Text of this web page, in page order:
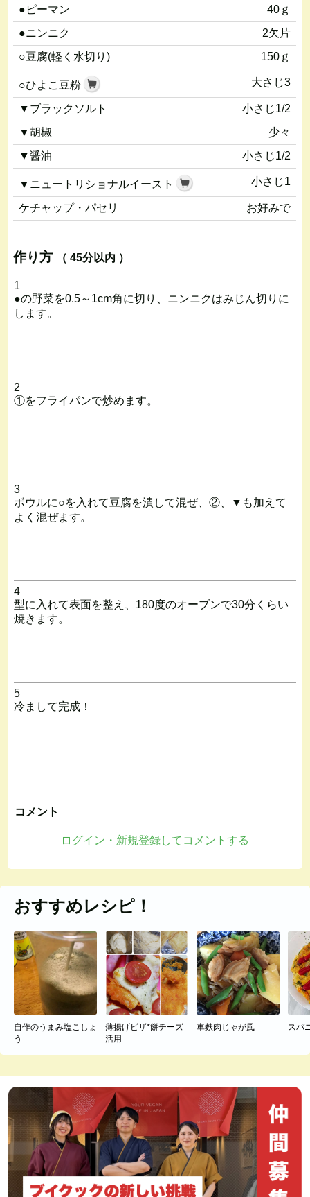
●ピーマン
40ｇ
●ニンニク
2欠片
○豆腐(軽く水切り)
150ｇ
○ひよこ豆粉 大さじ3
▼ブラックソルト
小さじ1/2
▼胡椒
少々
▼醤油
小さじ1/2
▼ニュートリショナルイースト 小さじ1
ケチャップ・パセリ お好みで
作り方 （ 45分以内 ）
1
●の野菜を0.5～1cm角に切り、ニンニクはみじん切りに
します。
2
①をフライパンで炒めます。
3
ボウルに○を入れて豆腐を潰して混ぜ、②、▼も加えて
よく混ぜます。
4
型に入れて表面を整え、180度のオーブンで30分くらい
焼きます。
5
冷まして完成！
コメント
ログイン・新規登録してコメントする
おすすめレシピ！
自作のうまみ塩こしょ
う
薄揚げピザ*餅チーズ
活用
車麩肉じゃが風 スパ